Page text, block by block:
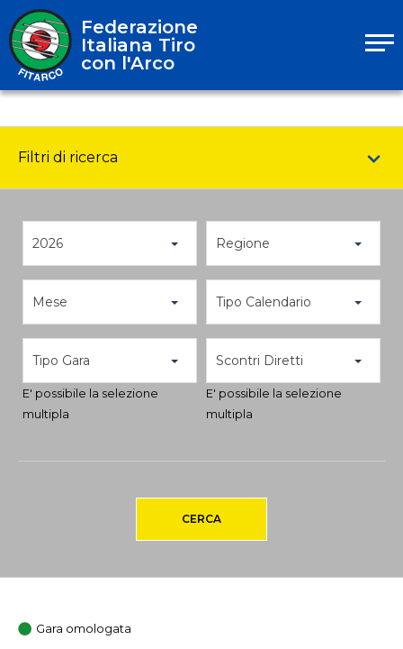
Federazione
Italiana Tiro
con l'Arco
Filtri di ricerca
2026 Regione
Mese Tipo Calendario
Tipo Gara
E' possibile la selezione
multipla
Scontri Diretti
E' possibile la selezione
multipla
CERCA
Gara omologata